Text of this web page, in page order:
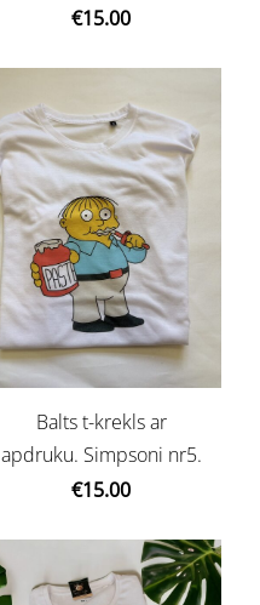
€15.00
Balts t-krekls ar
apdruku. Simpsoni nr5.
€15.00